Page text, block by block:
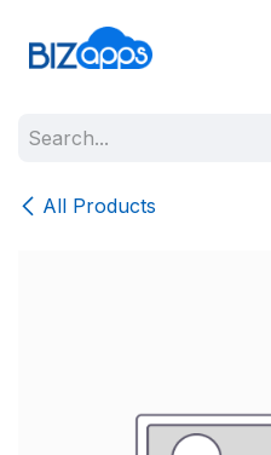
All Products